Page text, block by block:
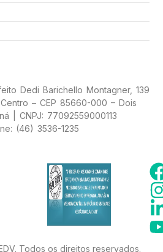
Dedi Barichello Montagner, 139
– CEP 85660-000 – Dois
| CNPJ: 77092559000113
(46) 3536-1235
Todos os direitos reservados.